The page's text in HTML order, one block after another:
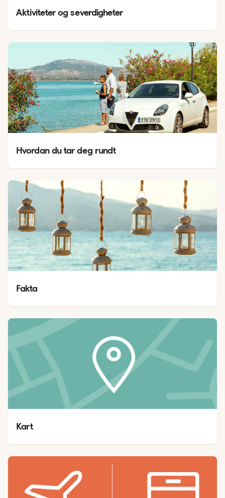
Aktiviteter og severdigheter
Hvordan du tar deg rundt
Fakta
Kart